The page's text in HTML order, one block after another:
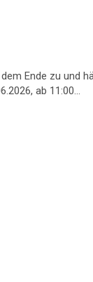
dem Ende zu
ab 11:00…